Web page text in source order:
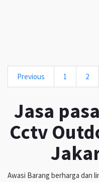
Previous 1 2
Jasa
Cctv
Awasi Barang berharga dan